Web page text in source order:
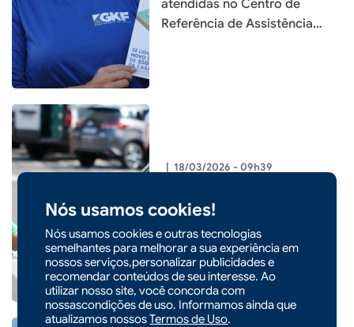
Nós usamos cookies!
Nós usamos cookies e outras tecnologias
semelhantes para melhorar a sua experiência em
nossos serviços,personalizar publicidades e
recomendar conteúdos de seu interesse. Ao
utilizar nosso site, você concorda com
nossascondições de uso. Informamos ainda que
atualizamos nossosTermos de Uso.
atendidas no Centro de
Referência de Assistência
| 18/03/2026 - 09h39
promove blitz ambiental em
Chapecó